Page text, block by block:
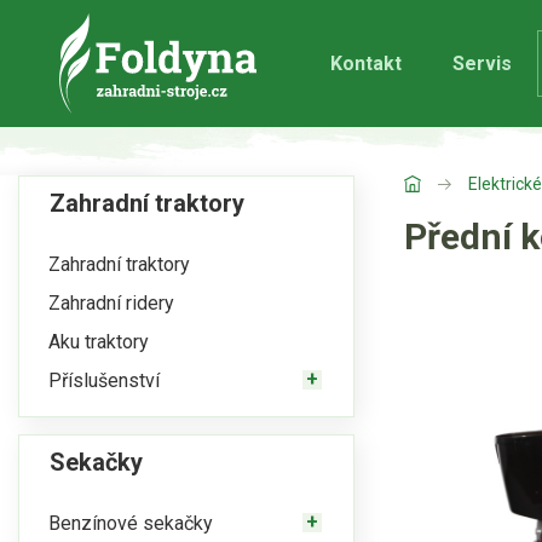
Kontakt Servis
Zahradní traktory
Zahradní traktory
Zahradní ridery
Aku traktory
Příslušenství
Sekačky
Benzínové sekačky
Přední